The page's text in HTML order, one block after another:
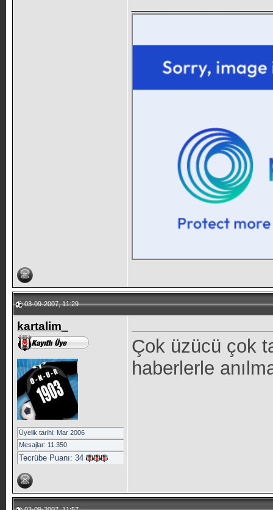
03-09-2007, 11:29
kartalim_
Üyelik tarihi: Mar 2006
Mesajlar: 11.350
Tecrübe Puanı: 34
Çok üzücü çok
haberlerle